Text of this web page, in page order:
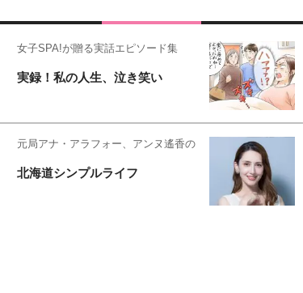
女子SPA!が贈る実話エピソード集
実録！私の人生、泣き笑い
元局アナ・アラフォー、アンヌ遙香の
北海道シンプルライフ